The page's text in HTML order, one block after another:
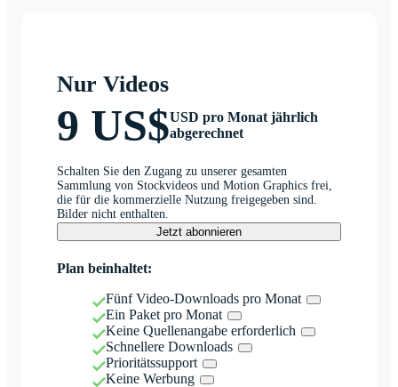
Nur Videos
9 US$USD pro Monat jährlich
abgerechnet
Schalten Sie den Zugang zu unserer gesamten
Sammlung von Stockvideos und Motion Graphics frei,
die für die kommerzielle Nutzung freigegeben sind.
Bilder nicht enthalten.
Jetzt abonnieren
Plan beinhaltet:
Fünf Video-Downloads pro Monat
Ein Paket pro Monat
Keine Quellenangabe erforderlich
Schnellere Downloads
Prioritätssupport
Keine Werbung